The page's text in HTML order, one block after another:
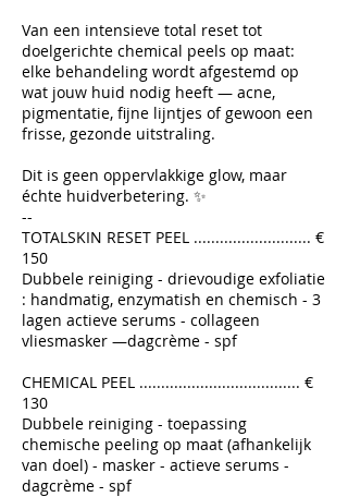
Van een intensieve total reset tot
doelgerichte chemical peels op maat:
elke behandeling wordt afgestemd op
wat jouw huid nodig heeft — acne,
pigmentatie, fijne lijntjes of gewoon een
frisse, gezonde uitstraling.
Dit is geen oppervlakkige glow, maar
échte huidverbetering. ✨
--
TOTALSKIN RESET PEEL ........................... €
150
Dubbele reiniging - drievoudige exfoliatie
: handmatig, enzymatish en chemisch - 3
lagen actieve serums - collageen
vliesmasker —dagcrème - spf
CHEMICAL PEEL ..................................... €
130
Dubbele reiniging - toepassing
chemische peeling op maat (afhankelijk
van doel) - masker - actieve serums -
dagcrème - spf